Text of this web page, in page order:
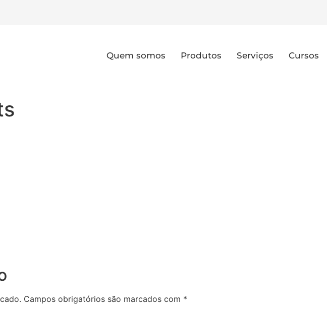
Quem somos Produtos Serviços Cursos
Campos obrigatórios são marcados com *